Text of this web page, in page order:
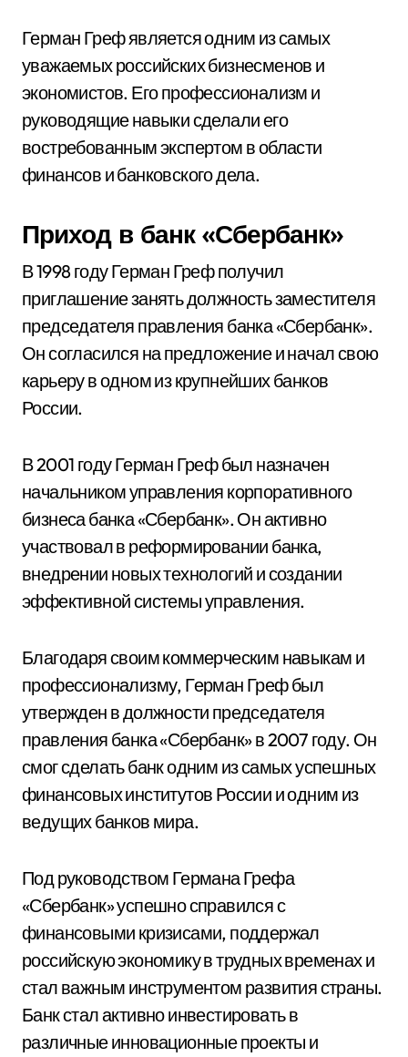
Герман Греф является одним из самых
уважаемых российских бизнесменов и
экономистов. Его профессионализм и
руководящие навыки сделали его
востребованным экспертом в области
финансов и банковского дела.
Приход в банк «Сбербанк»
В 1998 году Герман Греф получил
приглашение занять должность заместителя
председателя правления банка «Сбербанк».
Он согласился на предложение и начал свою
карьеру в одном из крупнейших банков
России.
В 2001 году Герман Греф был назначен
начальником управления корпоративного
бизнеса банка «Сбербанк». Он активно
участвовал в реформировании банка,
внедрении новых технологий и создании
эффективной системы управления.
Благодаря своим коммерческим навыкам и
профессионализму, Герман Греф был
утвержден в должности председателя
правления банка «Сбербанк» в 2007 году. Он
смог сделать банк одним из самых успешных
финансовых институтов России и одним из
ведущих банков мира.
Под руководством Германа Грефа
«Сбербанк» успешно справился с
финансовыми кризисами, поддержал
российскую экономику в трудных временах и
стал важным инструментом развития страны.
Банк стал активно инвестировать в
различные инновационные проекты и